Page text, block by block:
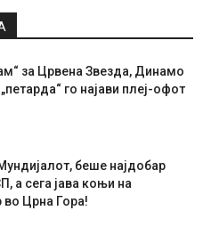
за Црвена Звезда, Динамо
го најави плеј-офот
беше најдобар
а сега јава коњи на
Црна Гора!